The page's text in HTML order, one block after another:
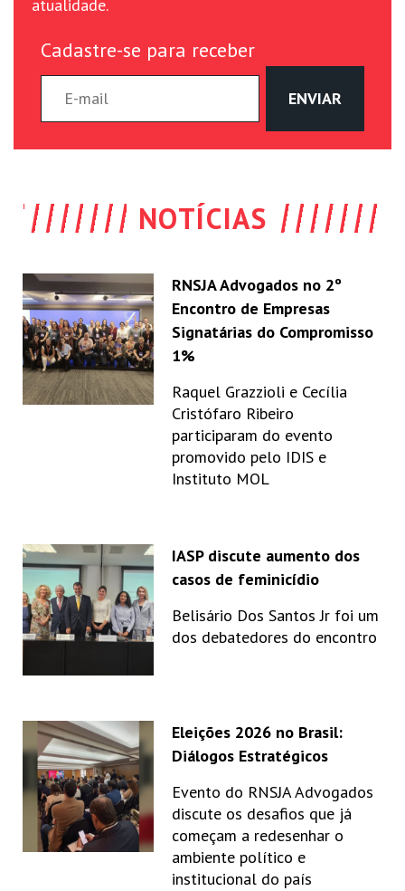
atualidade.
Cadastre-se para receber
NOTÍCIAS
RNSJA Advogados no 2º
Encontro de Empresas
Signatárias do Compromisso
1%
Raquel Grazzioli e Cecília
Cristófaro Ribeiro
participaram do evento
promovido pelo IDIS e
Instituto MOL
IASP discute aumento dos
casos de feminicídio
Belisário Dos Santos Jr foi um
dos debatedores do encontro
Eleições 2026 no Brasil:
Diálogos Estratégicos
Evento do RNSJA Advogados
discute os desafios que já
começam a redesenhar o
ambiente político e
institucional do país